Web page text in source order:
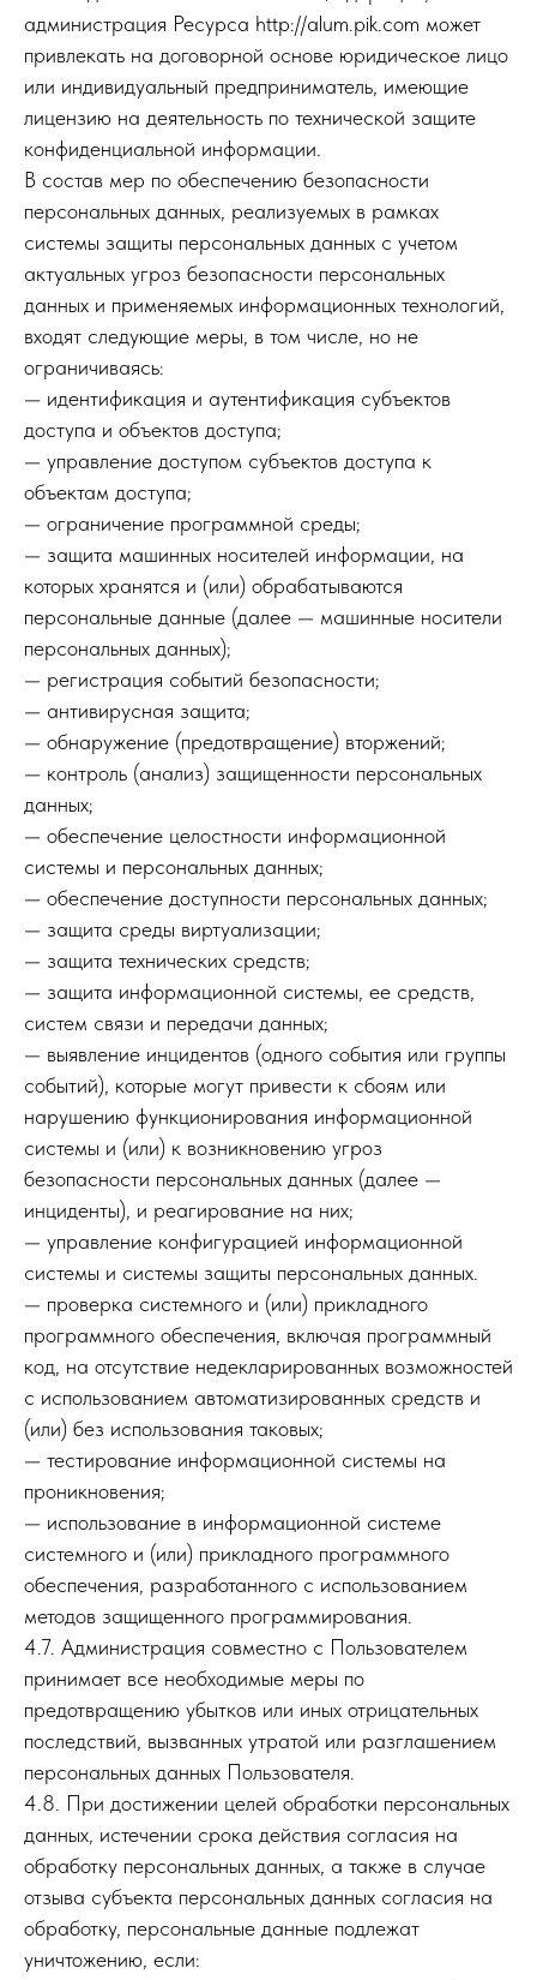
администрация Ресурса http://alum.pik.com может
привлекать на договорной основе юридическое лицо
или индивидуальный предприниматель, имеющие
лицензию на деятельность по технической защите
конфиденциальной информации.
В состав мер по обеспечению безопасности
персональных данных, реализуемых в рамках
системы защиты персональных данных с учетом
актуальных угроз безопасности персональных
данных и применяемых информационных технологий,
входят следующие меры, в том числе, но не
ограничиваясь:
— идентификация и аутентификация субъектов
доступа и объектов доступа;
— управление доступом субъектов доступа к
объектам доступа;
— ограничение программной среды;
— защита машинных носителей информации, на
которых хранятся и (или) обрабатываются
персональные данные (далее — машинные носители
персональных данных);
— регистрация событий безопасности;
— антивирусная защита;
— обнаружение (предотвращение) вторжений;
— контроль (анализ) защищенности персональных
данных;
— обеспечение целостности информационной
системы и персональных данных;
— обеспечение доступности персональных данных;
— защита среды виртуализации;
— защита технических средств;
— защита информационной системы, ее средств,
систем связи и передачи данных;
— выявление инцидентов (одного события или группы
событий), которые могут привести к сбоям или
нарушению функционирования информационной
системы и (или) к возникновению угроз
безопасности персональных данных (далее —
инциденты), и реагирование на них;
— управление конфигурацией информационной
системы и системы защиты персональных данных.
— проверка системного и (или) прикладного
программного обеспечения, включая программный
код, на отсутствие недекларированных возможностей
с использованием автоматизированных средств и
(или) без использования таковых;
— тестирование информационной системы на
проникновения;
— использование в информационной системе
системного и (или) прикладного программного
обеспечения, разработанного с использованием
методов защищенного программирования.
4.7. Администрация совместно с Пользователем
принимает все необходимые меры по
предотвращению убытков или иных отрицательных
последствий, вызванных утратой или разглашением
персональных данных Пользователя.
4.8. При достижении целей обработки персональных
данных, истечении срока действия согласия на
обработку персональных данных, а также в случае
отзыва субъекта персональных данных согласия на
обработку, персональные данные подлежат
уничтожению, если: